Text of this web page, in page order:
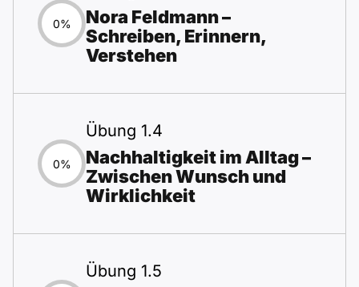
0%
Nora Feldmann –
Schreiben, Erinnern,
Verstehen
0%
Übung 1.4
Nachhaltigkeit im Alltag –
Zwischen Wunsch und
Wirklichkeit
Übung 1.5